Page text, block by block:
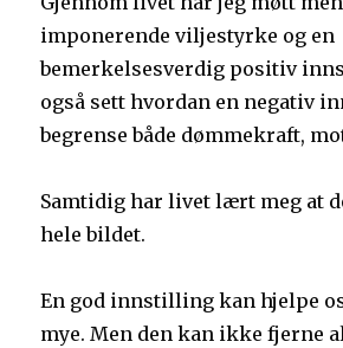
imponerende viljestyrke og en
bemerkelsesverdig positiv
også sett hvordan en negativ
begrense både dømmekraft,
Samtidig har livet lært meg at
hele bildet.
En god innstilling kan hjelpe
mye. Men den kan ikke fjerne